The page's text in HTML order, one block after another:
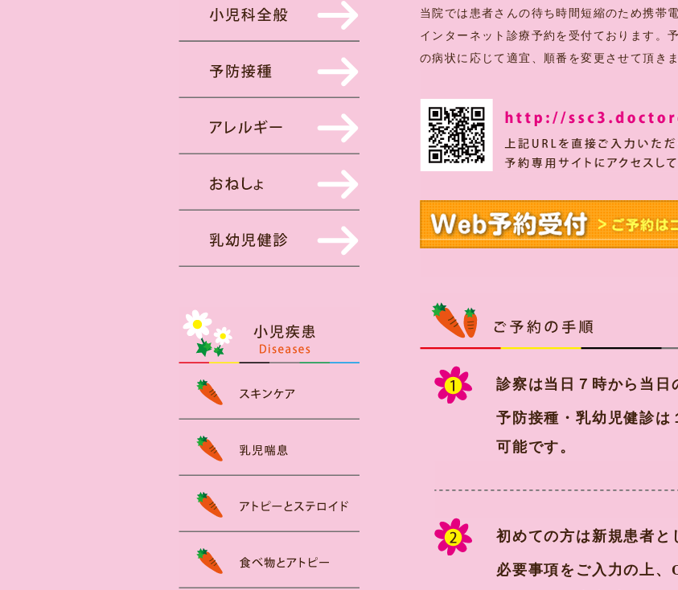
当院では患者さんの待ち時間短縮のため携帯
インターネット診療予約を受付ております。
の病状に応じて適宜、順番を変更させて頂きま
診察は当日７時から当日
予防接種・乳幼児健診は
可能です。
初めての方は新規患者と
必要事項をご入力の上、